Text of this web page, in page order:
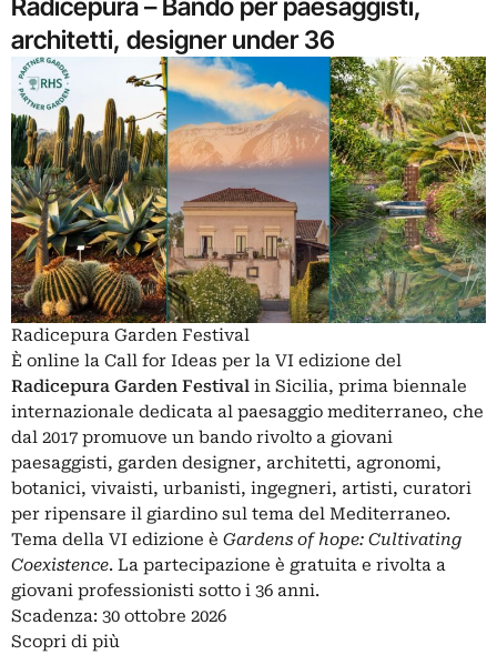
Radicepura – Bando per paesaggisti,
architetti, designer under 36
Radicepura Garden Festival
È online la Call for Ideas per la VI edizione del
Radicepura Garden Festival in Sicilia, prima biennale
internazionale dedicata al paesaggio mediterraneo, che
dal 2017 promuove un bando rivolto a giovani
paesaggisti, garden designer, architetti, agronomi,
botanici, vivaisti, urbanisti, ingegneri, artisti, curatori
per ripensare il giardino sul tema del Mediterraneo.
Tema della VI edizione è Gardens of hope: Cultivating
Coexistence. La partecipazione è gratuita e rivolta a
giovani professionisti sotto i 36 anni.
Scadenza: 30 ottobre 2026
Scopri di più